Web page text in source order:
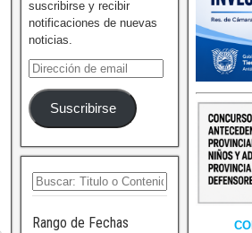
suscribirse y recibir
notificaciones de nuevas
noticias.
Suscribirse
Rango de Fechas